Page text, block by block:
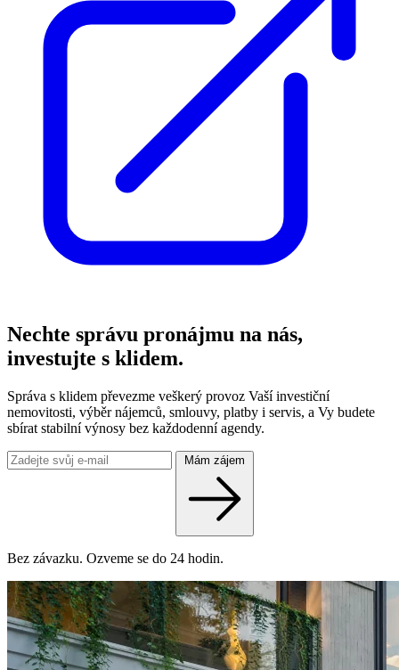
Nechte správu pronájmu na nás,
investujte s klidem.
Správa s klidem převezme veškerý provoz Vaší investiční
nemovitosti, výběr nájemců, smlouvy, platby i servis, a Vy budete
sbírat stabilní výnosy bez každodenní agendy.
Mám zájem
Bez závazku. Ozveme se do 24 hodin.